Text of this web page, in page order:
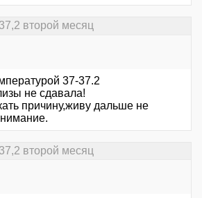
второй месяц
37-37.2
не сдавала!
причину,живу дальше не
второй месяц